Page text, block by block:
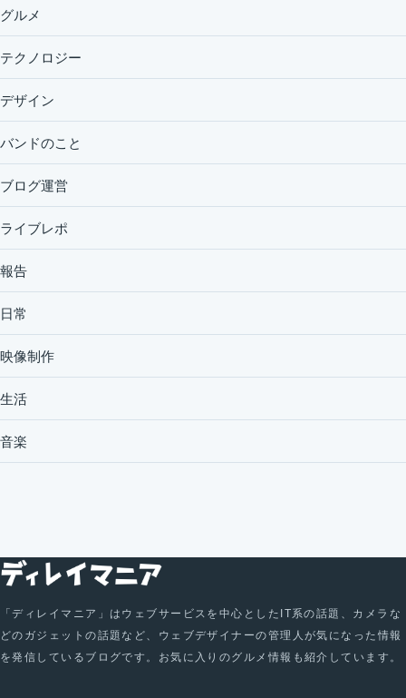
グルメ
テクノロジー
デザイン
バンドのこと
ブログ運営
ライブレポ
報告
日常
映像制作
生活
音楽
「ディレイマニア」はウェブサービスを中心としたIT系の話題、カメラな
どのガジェットの話題など、ウェブデザイナーの管理人が気になった情報
を発信しているブログです。お気に入りのグルメ情報も紹介しています。